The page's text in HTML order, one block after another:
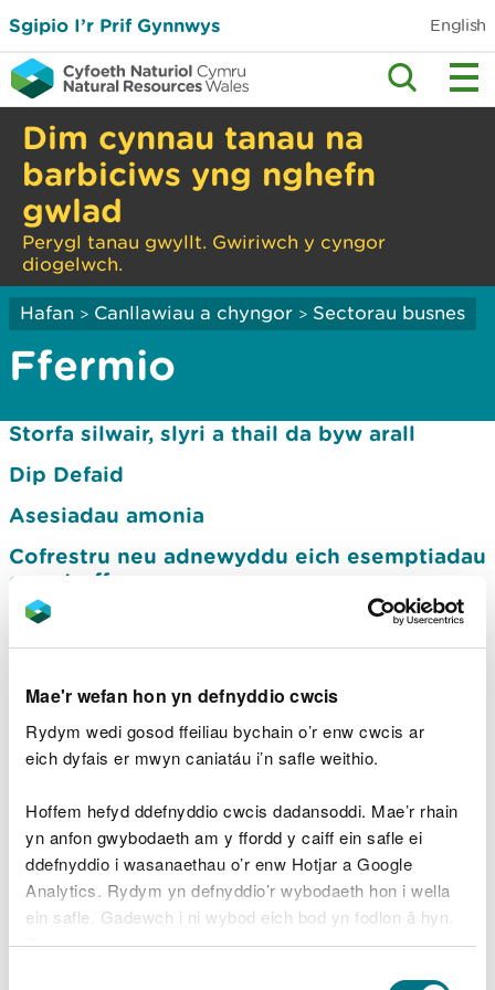
Mae'r wefan hon yn defnyddio cwcis
Rydym wedi gosod ffeiliau bychain o’r enw cwcis ar
eich dyfais er mwyn caniatáu i’n safle weithio.
Hoffem hefyd ddefnyddio cwcis dadansoddi. Mae’r rhain
yn anfon gwybodaeth am y ffordd y caiff ein safle ei
ddefnyddio i wasanaethau o’r enw Hotjar a Google
Analytics. Rydym yn defnyddio’r wybodaeth hon i wella
ein safle. Gadewch i ni wybod eich bod yn fodlon â hyn.
Byddwn yn defnyddio cwci i gadw eich dewis.
Sgipio I’r Prif Gynnwys English
Dim cynnau tanau na
barbiciws yng nghefn
gwlad
Perygl tanau gwyllt. Gwiriwch y cyngor
diogelwch.
Hafan > Canllawiau a chyngor > Sectorau busnes
Ffermio
Storfa silwair, slyri a thail da byw arall
Dip Defaid
Asesiadau amonia
Cofrestru neu adnewyddu eich esemptiadau
gwastraff
Sut i gael gwared ar ddŵr a diheintydd yn
ddiogel ar ôl brigiadau clefyd anifeiliaid
Sut i storio, rheoli a gwaredu deunyddiau
amaethyddol mewn amgylchiadau
eithriadol
Cynlluniau Sicrwydd Moch a Dofednod
Rheoli dŵr ac ansawdd
Fforwm Rheoli Tir Cymru
Is-grŵp y Fforwm Rheoli Tir Cymru ar
lygredd amaethyddol